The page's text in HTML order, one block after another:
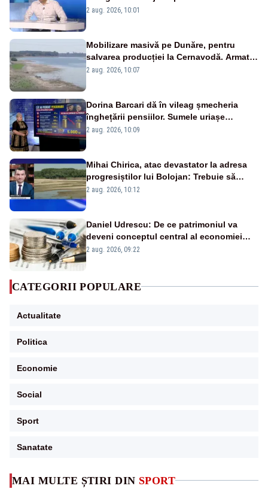
MAI MULTE ȘTIRI DIN SPORT
catastrofă pentru bănci și fondurile de
2 aug. 2026, 10:01
Mobilizare masivă pe Dunăre, pentru
salvarea producției la Cernavodă. Armata
va detona o stâncă și va devia apa
2 aug. 2026, 10:07
Dorina Barcari dă în vileag șmecheria
înghețării pensiilor. Sumele uriașe
pierdute de fiecare român
2 aug. 2026, 10:09
Mihai Chirica, atac devastator la adresa
progresiștilor lui Bolojan: Trebuie să
protejăm și natura, dar nu șținem omaneii
2 aug. 2026, 10:12
Daniel Udrescu: De ce patrimoniul va
deveni conceptul central al economiei
viitoare?
2 aug. 2026, 09:22
CATEGORII POPULARE
Actualitate
Politica
Economie
Social
Sport
Sanatate